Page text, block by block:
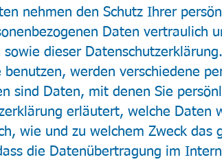
nehmen den Schutz Ihrer
Daten vertraulich
sowie dieser Datenschutzerklärung.
benutzen, werden verschiedene
sind Daten, mit denen Sie
erläutert, welche Daten
wie und zu welchem Zweck das
die Datenübertragung im